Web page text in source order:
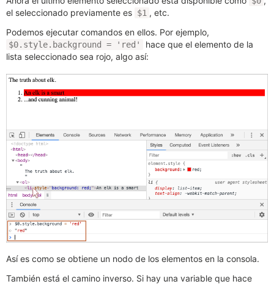
el seleccionado previamente es $1 , etc.
Podemos ejecutar comandos en ellos. Por ejemplo,
$0.style.background = 'red'
hace que el elemento de la
lista seleccionado sea rojo, algo así:
Así es como se obtiene un nodo de los elementos en la consola.
También está el camino inverso. Si hay una variable que hace